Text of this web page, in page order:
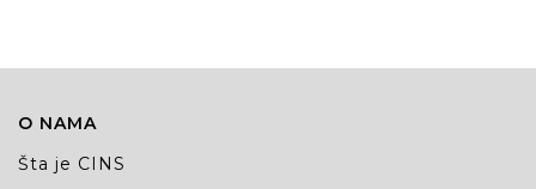
O NAMA
Šta je CINS